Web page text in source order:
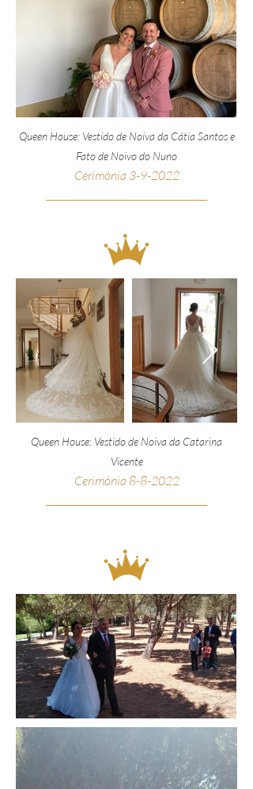
Queen House: Vestido de Noiva da Cátia Santos e
Fato de Noivo do Nuno
Cerimónia 3-9-2022
Queen House: Vestido de Noiva da Catarina
Vicente
Cerimónia 8-8-2022